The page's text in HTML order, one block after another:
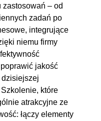
00:13:13
00:07:16
00:03:00
00:39:55
– od
zadań po
integrujące
niemu firmy
jakość
dzisiejszej
które
atrakcyjne ze
łączy elementy